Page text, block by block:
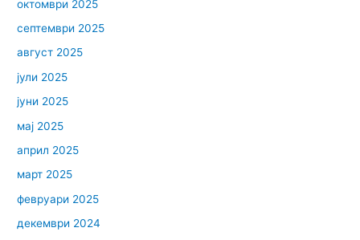
октомври 2025
септември 2025
август 2025
јули 2025
јуни 2025
мај 2025
април 2025
март 2025
февруари 2025
декември 2024